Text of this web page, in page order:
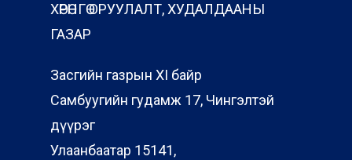
ХӨРӨНГӨ ОРУУЛАЛТ, ХУДАЛДААНЫ
ГАЗАР
Засгийн газрын XI байр
Самбуугийн гудамж 17, Чингэлтэй
дүүрэг
Улаанбаатар 15141,